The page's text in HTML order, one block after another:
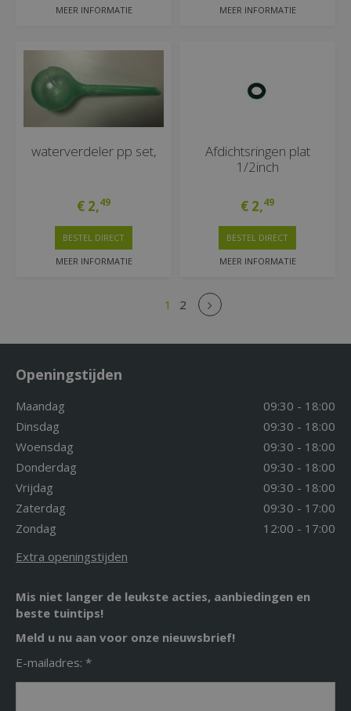
MEER INFORMATIE MEER INFORMATIE
waterverdeler pp set,
€ 2,49
MEER INFORMATIE
BESTEL DIRECT
Afdichtsringen plat
1/2inch
€ 2,49
MEER INFORMATIE
BESTEL DIRECT
1 2
Openingstijden
Maandag
09:30 - 18:00
Dinsdag
09:30 - 18:00
Woensdag
09:30 - 18:00
Donderdag
09:30 - 18:00
Vrijdag
09:30 - 18:00
Zaterdag
09:30 - 17:00
Zondag
12:00 - 17:00
Extra openingstijden
Mis niet langer de leukste acties, aanbiedingen en
beste tuintips!
Meld u nu aan voor onze nieuwsbrief!
E-mailadres: *